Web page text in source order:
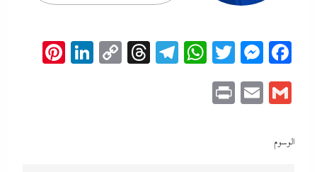
Facebook
Messenger
Twitter
WhatsApp
Telegram
Threads
Copy
Gmail
Email
الوسوم